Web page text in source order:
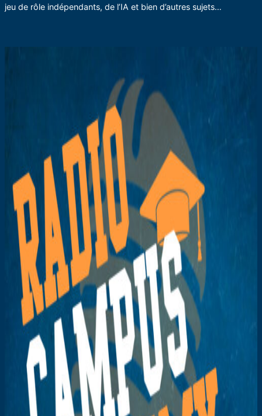
jeu de rôle indépendants, de l’IA et bien d’autres sujets…